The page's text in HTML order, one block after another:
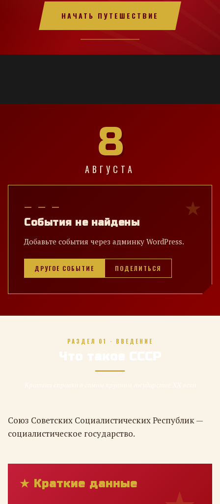
НАЧАТЬ ПУТЕШЕСТВИЕ
8
АВГУСТА
— — —
События не найдены
Добавьте события через админку WordPress.
ДРУГОЕ СОБЫТИЕ ПОДЕЛИТЬСЯ
РАЗДЕЛ 01 · ВВЕДЕНИЕ
Что такое СССР
Союз Советских Социалистических Республик —
социалистическое государство.
★ Краткие данные